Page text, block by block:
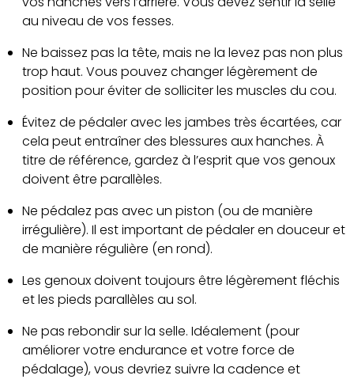
au niveau de vos fesses.
Ne baissez pas la tête, mais ne la levez pas non plus
trop haut. Vous pouvez changer légèrement de
position pour éviter de solliciter les muscles du cou.
Évitez de pédaler avec les jambes très écartées, car
cela peut entraîner des blessures aux hanches. À
titre de référence, gardez à l’esprit que vos genoux
doivent être parallèles.
Ne pédalez pas avec un piston (ou de manière
irrégulière). Il est important de pédaler en douceur et
de manière régulière (en rond).
Les genoux doivent toujours être légèrement fléchis
et les pieds parallèles au sol.
Ne pas rebondir sur la selle. Idéalement (pour
améliorer votre endurance et votre force de
pédalage), vous devriez suivre la cadence et